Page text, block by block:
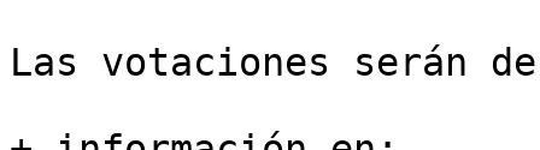
Las votaciones serán